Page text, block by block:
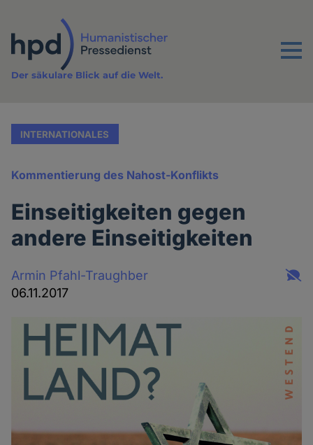
Inhalt
Menu
Der säkulare Blick auf die Welt.
INTERNATIONALES
Kommentierung des Nahost-Konflikts
Einseitigkeiten gegen
andere Einseitigkeiten
Armin Pfahl-Traughber
06.11.2017